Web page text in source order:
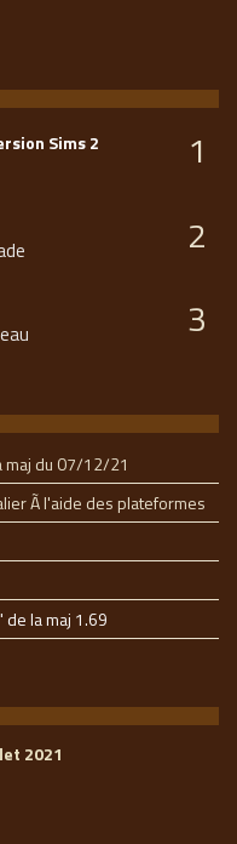
Sims 2 1
2
3
maj du 07/12/21
Ã l'aide des plateformes
la maj 1.69
2021